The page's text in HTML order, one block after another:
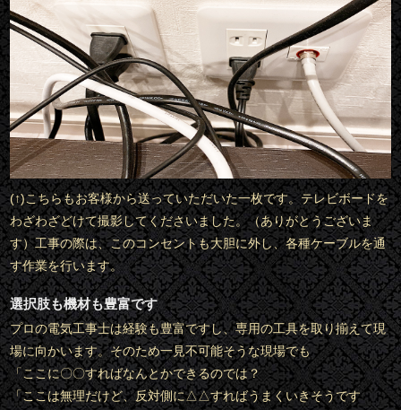
(↑)こちらもお客様から送っていただいた一枚です。テレビボードを
わざわざどけて撮影してくださいました。（ありがとうございま
す）工事の際は、このコンセントも大胆に外し、各種ケーブルを通
す作業を行います。
選択肢も機材も豊富です
プロの電気工事士は経験も豊富ですし、専用の工具を取り揃えて現
場に向かいます。そのため一見不可能そうな現場でも
「ここに〇〇すればなんとかできるのでは？
「ここは無理だけど、反対側に△△すればうまくいきそうです